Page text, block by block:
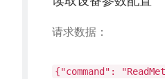
请求数据：
{"command":